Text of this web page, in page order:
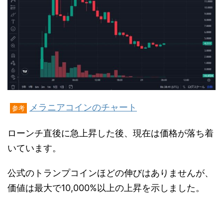
参考 メラニアコインのチャート
ローンチ直後に急上昇した後、現在は価格が落ち着
いています。
公式のトランプコインほどの伸びはありませんが、
価値は最大で10,000%以上の上昇を示しました。